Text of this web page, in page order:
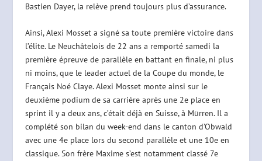
Bastien Dayer, la relève prend toujours plus d’assurance.
Ainsi, Alexi Mosset a signé sa toute première victoire dans
l’élite. Le Neuchâtelois de 22 ans a remporté samedi la
première épreuve de parallèle en battant en finale, ni plus
ni moins, que le leader actuel de la Coupe du monde, le
Français Noé Claye. Alexi Mosset monte ainsi sur le
deuxième podium de sa carrière après une 2e place en
sprint il y a deux ans, c’était déjà en Suisse, à Mürren. Il a
complété son bilan du week-end dans le canton d’Obwald
avec une 4e place lors du second parallèle et une 10e en
classique. Son frère Maxime s’est notamment classé 7e